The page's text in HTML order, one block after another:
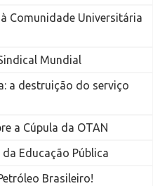
Comunidade Universitária
Mundial
a destruição do serviço
a Cúpula da OTAN
Educação Pública
Brasileiro!